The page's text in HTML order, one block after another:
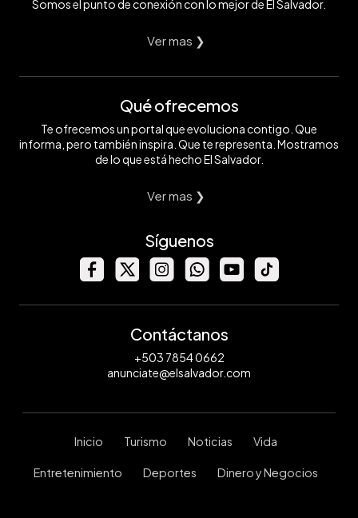
Somos el punto de conexión con lo mejor de El Salvador.
Ver mas ❯
Qué ofrecemos
Te ofrecemos un portal que evoluciona contigo. Que
informa, pero también inspira. Que te representa. Mostramos
de lo que está hecho El Salvador.
Ver mas ❯
Síguenos
Contáctanos
+503 7854 0662
anunciate@elsalvador.com
Inicio Turismo Noticias Vida
Entretenimiento Deportes Dinero y Negocios